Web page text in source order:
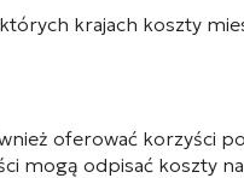
krajach koszty
oferować korzyści
mogą odpisać koszty